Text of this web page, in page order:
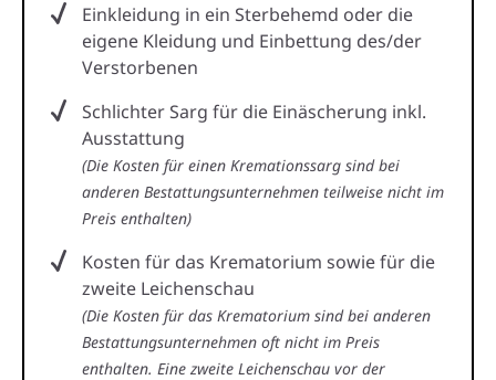
Einkleidung in ein Sterbehemd oder die
eigene Kleidung und Einbettung des/der
Verstorbenen
Schlichter Sarg für die Einäscherung inkl.
Ausstattung
(Die Kosten für einen Kremationssarg sind bei
anderen Bestattungsunternehmen teilweise nicht im
Preis enthalten)
Kosten für das Krematorium sowie für die
zweite Leichenschau
(Die Kosten für das Krematorium sind bei anderen
Bestattungsunternehmen oft nicht im Preis
enthalten. Eine zweite Leichenschau vor der